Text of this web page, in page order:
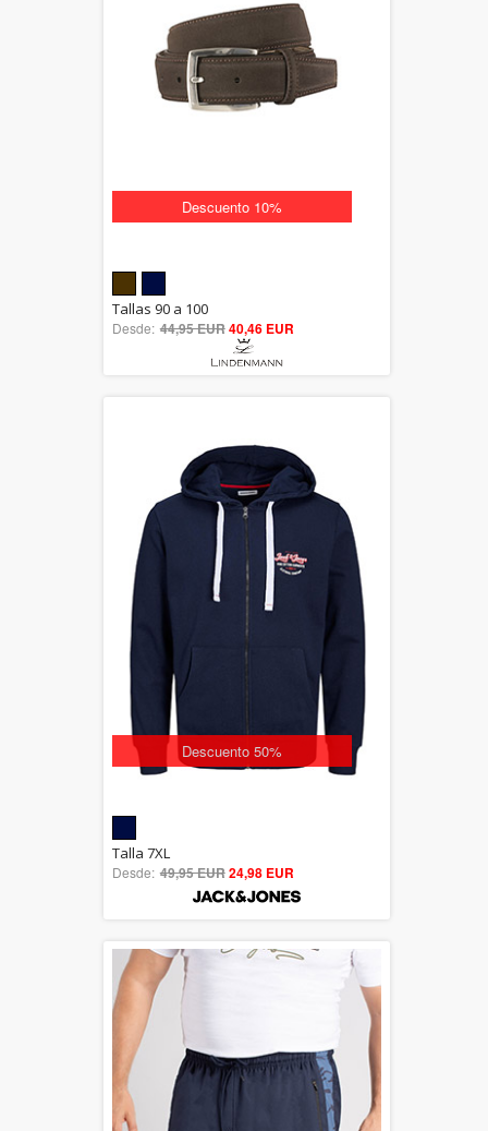
Descuento 10%
5.00
out of 5
Tallas 90 a 100
Desde: 44,95 EUR40,46 EUR
Descuento 50%
out of 5
Talla 7XL
Desde: 49,95 EUR24,98 EUR